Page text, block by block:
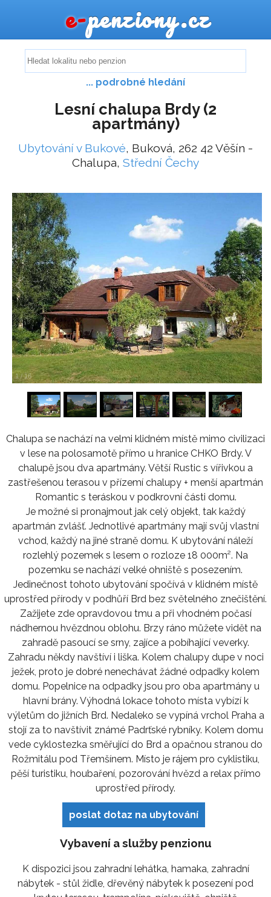
e-penziony.cz
... podrobné hledání
Lesní chalupa Brdy (2
apartmány)
Ubytování v Bukové, Buková, 262 42 Věšín -
Chalupa, Střední Čechy
1 /16
Chalupa se nachází na velmi klidném místě mimo civilizaci
v lese na polosamotě přímo u hranice CHKO Brdy. V
chalupě jsou dva apartmány. Větší Rustic s vířivkou a
zastřešenou terasou v přízemí chalupy + menší apartmán
Romantic s teráskou v podkrovní části domu.
Je možné si pronajmout jak celý objekt, tak každý
apartmán zvlášť. Jednotlivé apartmány mají svůj vlastní
vchod, každý na jiné straně domu. K ubytování náleží
rozlehlý pozemek s lesem o rozloze 18 000m². Na
pozemku se nachází velké ohniště s posezením.
Jedinečnost tohoto ubytování spočívá v klidném místě
uprostřed přírody v podhůří Brd bez světelného znečištění.
Zažijete zde opravdovou tmu a při vhodném počasí
nádhernou hvězdnou oblohu. Brzy ráno můžete vidět na
zahradě pasoucí se srny, zajíce a pobíhající veverky.
Zahradu někdy navštíví i liška. Kolem chalupy dupe v noci
ježek, proto je dobré nenechávat žádné odpadky kolem
domu. Popelnice na odpadky jsou pro oba apartmány u
hlavní brány. Výhodná lokace tohoto místa vybízí k
výletům do jižních Brd. Nedaleko se vypíná vrchol Praha a
stojí za to navštívit známé Padrťské rybníky. Kolem domu
vede cyklostezka směřující do Brd a opačnou stranou do
Rožmitálu pod Třemšínem. Místo je rájem pro cyklistiku,
pěší turistiku, houbaření, pozorování hvězd a relax přímo
uprostřed přírody.
poslat dotaz na ubytování
Vybavení a služby penzionu
K dispozici jsou zahradní lehátka, hamaka, zahradní
nábytek - stůl židle, dřevěný nábytek k posezení pod